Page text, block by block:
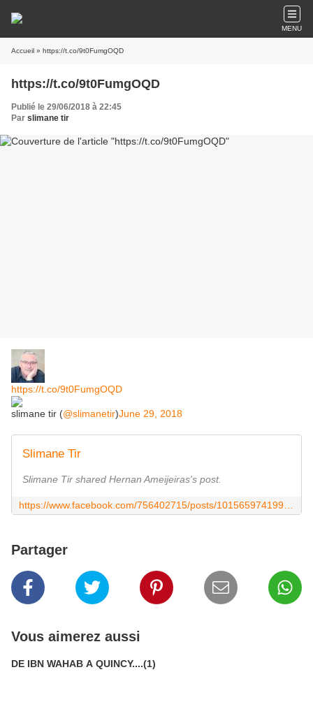
MENU
Accueil » https://t.co/9t0FumgOQD
https://t.co/9t0FumgOQD
Publié le 29/06/2018 à 22:45
Par slimane tir
https://t.co/9t0FumgOQD
slimane tir (@slimanetir)June 29, 2018
Slimane Tir
Slimane Tir shared Hernan Ameijeiras's post.
Partager
Vous aimerez aussi
DE IBN WAHAB A QUINCY....(1)